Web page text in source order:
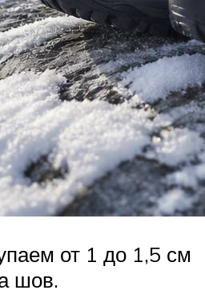
от 1 до 1,5 см
шов.